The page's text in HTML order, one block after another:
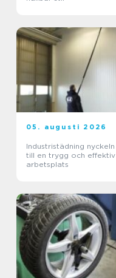
05. augusti 2026
Industristädning nyckeln
till en trygg och effektiv
arbetsplats